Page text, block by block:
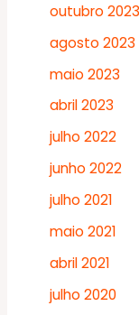
outubro 2023
agosto 2023
maio 2023
abril 2023
julho 2022
junho 2022
julho 2021
maio 2021
abril 2021
julho 2020